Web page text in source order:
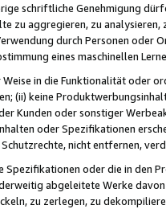
schriftliche Genehmigung
zu aggregieren, zu
durch Personen
eines maschinellen
in die Funktionalität oder
(ii) keine
Kunden oder sonstiger
oder Spezifikationen
nicht entfernen,
Spezifikationen oder die in
abgeleitete Werke
zu zerlegen, zu